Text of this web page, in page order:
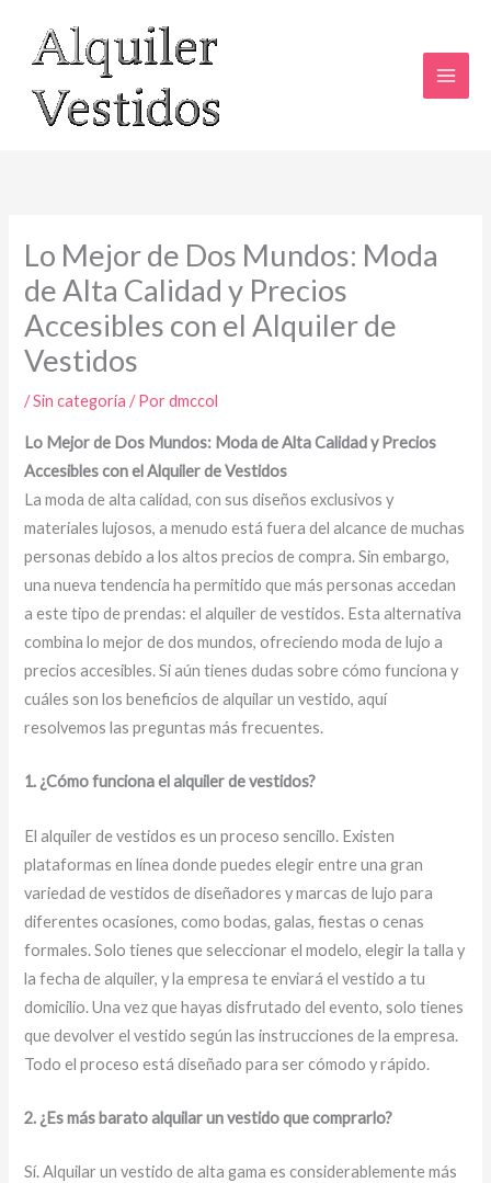
contenido
Lo Mejor de Dos Mundos: Moda
de Alta Calidad y Precios
Accesibles con el Alquiler de
Vestidos
/Sin categoría / Pordmccol
Lo Mejor de Dos Mundos: Moda de Alta Calidad y Precios
Accesibles con el Alquiler de Vestidos
La moda de alta calidad, con sus diseños exclusivos y
materiales lujosos, a menudo está fuera del alcance de muchas
personas debido a los altos precios de compra. Sin embargo,
una nueva tendencia ha permitido que más personas accedan
a este tipo de prendas: el alquiler de vestidos. Esta alternativa
combina lo mejor de dos mundos, ofreciendo moda de lujo a
precios accesibles. Si aún tienes dudas sobre cómo funciona y
cuáles son los beneficios de alquilar un vestido, aquí
resolvemos las preguntas más frecuentes.
1. ¿Cómo funciona el alquiler de vestidos?
El alquiler de vestidos es un proceso sencillo. Existen
plataformas en línea donde puedes elegir entre una gran
variedad de vestidos de diseñadores y marcas de lujo para
diferentes ocasiones, como bodas, galas, fiestas o cenas
formales. Solo tienes que seleccionar el modelo, elegir la talla y
la fecha de alquiler, y la empresa te enviará el vestido a tu
domicilio. Una vez que hayas disfrutado del evento, solo tienes
que devolver el vestido según las instrucciones de la empresa.
Todo el proceso está diseñado para ser cómodo y rápido.
2. ¿Es más barato alquilar un vestido que comprarlo?
Sí. Alquilar un vestido de alta gama es considerablemente más